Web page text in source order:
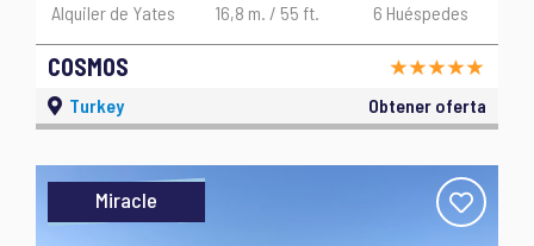
COSMOS
Alquiler de Yates 16,8 m. / 55 ft. 6 Huéspedes
Turkey Obtener oferta
Miracle